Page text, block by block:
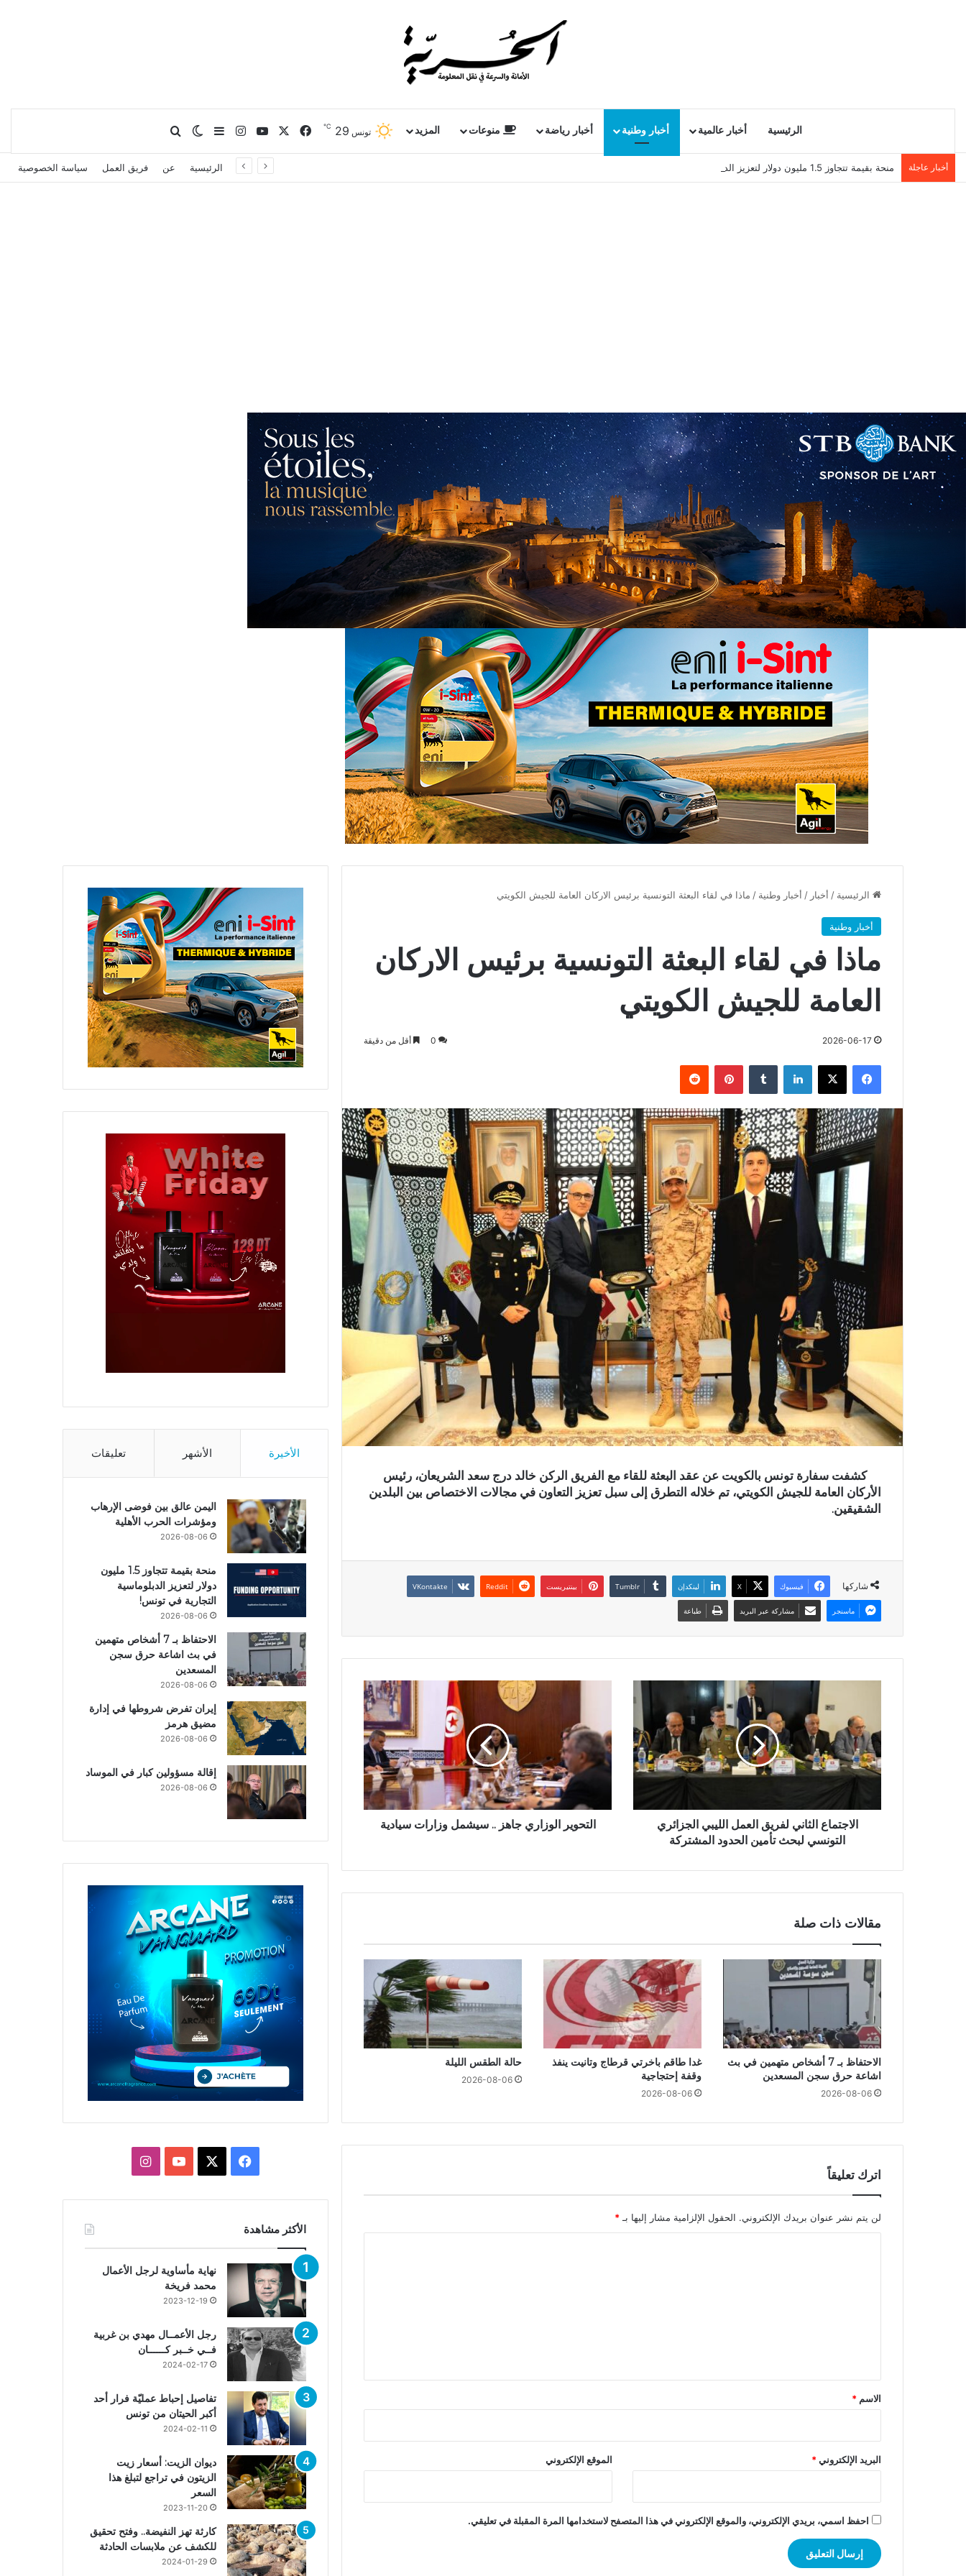
الرئيسية أخبار عالمية أخبار وطنية أخبار رياضة منوعات المزيد تونس 29
℃ فيسبوك يوتيوبانستقرامإضافة عمود جانبي
الوضع المظلم
بحث عن
أخبار عاجلة منحة بقيمة تتجاوز 1.5 مليون دولار لتعزيز الدبلوماسية التجارية في تونس! الرئيسية عن فريق العمل سياسة الخصوصية
الرئيسية / أخبار / أخبار وطنية / ماذا في لقاء البعثة التونسية برئيس الاركان العامة للجيش الكويتي
أخبار وطنية
ماذا في لقاء البعثة التونسية برئيس الاركان
العامة للجيش الكويتي
2026-06-17
0 أقل من دقيقة
فيسبوك X لينكدإن بينتيريست
كشفت سفارة تونس بالكويت عن عقد البعثة للقاء مع الفریق الركن خالد درج سعد الشریعان، رئيس
الأركان العامة للجيش الكويتي، تم خلاله التطرق إلى سبل تعزيز التعاون في مجالات الاختصاص بين البلدين
الشقيقين.
شاركها فيسبوك X لينكدإن بينتيريست
ماسنجر مشاركة عبر البريد طباعة
الاجتماع الثاني لفريق العمل الليبي الجزائري
التونسي لبحث تأمين الحدود المشتركة
التحوير الوزاري جاهز .. سيشمل وزارات سيادية
مقالات ذات صلة
الاحتفاظ بـ 7 أشخاص متهمين في بث
اشاعة حرق سجن المسعدين
2026-08-06
غدا طاقم باخرتي قرطاج وتانيت ينفذ
وقفة إحتجاجية
2026-08-06
حالة الطقس الليلة
2026-08-06
اترك تعليقاً
لن يتم نشر عنوان بريدك الإلكتروني. الحقول الإلزامية مشار إليها بـ *
*
الاسم *
البريد الإلكتروني* الموقع الإلكتروني
احفظ اسمي، بريدي الإلكتروني، والموقع الإلكتروني في هذا المتصفح لاستخدامها المرة المقبلة في تعليقي.
الأخيرة الأشهر تعليقات
اليمن عالق بين فوضى الإرهاب
ومؤشرات الحرب الأهلية
2026-08-06
منحة بقيمة تتجاوز 1.5 مليون
دولار لتعزيز الدبلوماسية
التجارية في تونس!
2026-08-06
الاحتفاظ بـ 7 أشخاص متهمين
في بث اشاعة حرق سجن
المسعدين
2026-08-06
إيران تفرض شروطها في إدارة
مضيق هرمز
2026-08-06
إقالة مسؤولين كبار في الموساد
2026-08-06
فيسبوك يوتيوبانستقرام
الأكثر مشاهدة
نهاية مأساوية لرجل الأعمال
محمد فريخة
2023-12-19
رجل الأعمــال مهدي بن غربية
فــي خــبر كــــــان
2024-02-17
تفاصيل إحباط عمليّة فرار أحد
أكبر الحيتان من تونس
2024-02-11
ديوان الزيت: أسعار زيت
الزيتون في تراجع لتبلغ هذا
السعر
2023-11-20
كارثة تهز النفيضة.. وفتح تحقيق
للكشف عن ملابسات الحادثة
2024-01-29